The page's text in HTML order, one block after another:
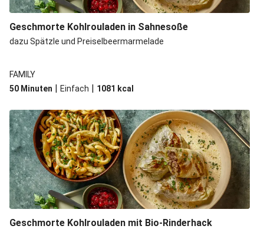
Geschmorte Kohlrouladen in Sahnesoße
dazu Spätzle und Preiselbeermarmelade
FAMILY
50 Minuten | Einfach | 1081 kcal
Geschmorte Kohlrouladen mit Bio-Rinderhack